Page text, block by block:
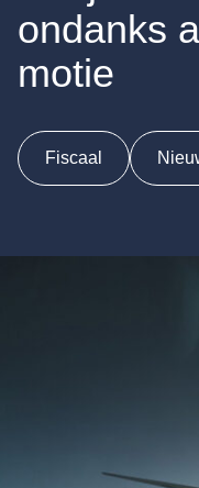
ondanks
motie
Fiscaal